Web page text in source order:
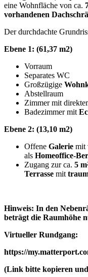
eine Wohnfläche von ca.
vorhandenen
Der durchdachte
Ebene 1: (61,37 m2)
Vorraum
Separates WC
Großzügige
Abstellraum
Zimmer mit
Badezimmer mit
Ebene 2: (13,10 m2)
Offene Galerie mit
als Homeoffice-
Zugang zur ca. 5
Terrasse mit
Hinweis: In den
beträgt die Raumhöhe
Virtueller Rundgang:
https://
(Link bitte kopieren